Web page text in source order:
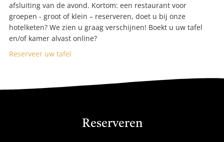
afsluiting van de avond. Kortom: een restaurant voor
groepen - groot of klein – reserveren, doet u bij onze
hotelketen? We zien u graag verschijnen! Boekt u uw tafel
en/of kamer alvast online?
Reserveer uw tafel
Reserveren